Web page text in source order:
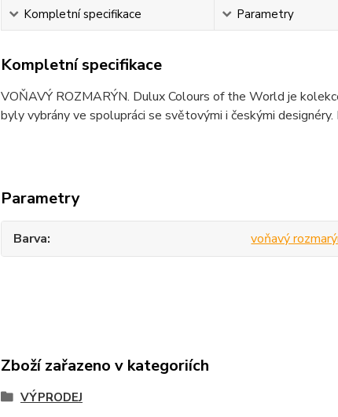
Kompletní specifikace Parametry
Kompletní specifikace
VOŇAVÝ ROZMARÝN. Dulux Colours of the World je
byly vybrány ve spolupráci se světovými i českými
Parametry
Barva voňavý
Zboží zařazeno v kategoriích
VÝPRODEJ